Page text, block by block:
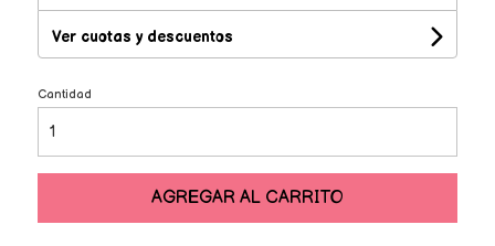
Ver cuotas y descuentos
Cantidad
AGREGAR AL CARRITO